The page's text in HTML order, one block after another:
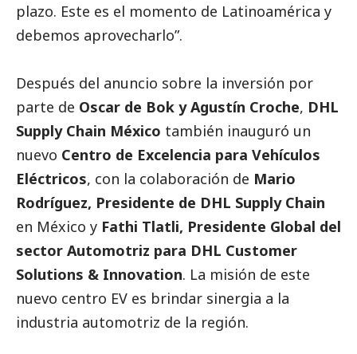
plazo. Este es el momento de Latinoamérica y
debemos aprovecharlo”.
Después del anuncio sobre la inversión por
parte de Oscar de Bok y Agustín Croche, DHL
Supply Chain México también inauguró un
nuevo Centro de Excelencia para Vehículos
Eléctricos, con la colaboración de Mario
Rodríguez, Presidente de DHL Supply Chain
en México y Fathi Tlatli, Presidente Global del
sector Automotriz para DHL Customer
Solutions & Innovation. La misión de este
nuevo centro EV es brindar sinergia a la
industria automotriz de la región.